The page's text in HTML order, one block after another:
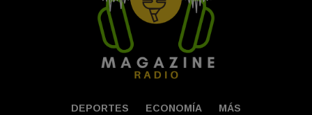
DEPORTES ECONOMÍA MÁS